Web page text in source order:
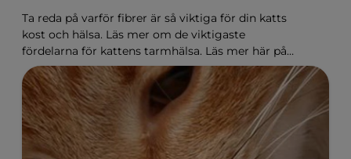
Ta reda på varför fibrer är så viktiga för din katts
kost och hälsa. Läs mer om de viktigaste
fördelarna för kattens tarmhälsa. Läs mer här på
Hill's Pet Sverige.